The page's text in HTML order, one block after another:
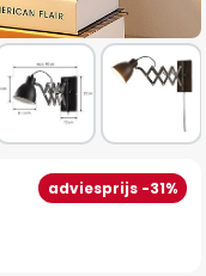
adviesprijs -31%